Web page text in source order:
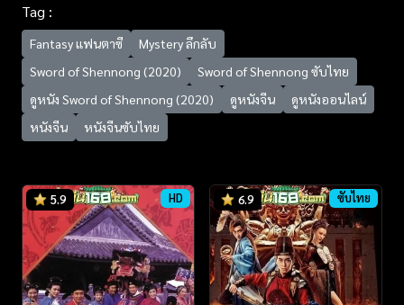
Tag :
Fantasy แฟนตาซี
Mystery ลึกลับ
Sword of Shennong (2020)
Sword of Shennong ซับไทย
ดูหนัง Sword of Shennong (2020)
ดูหนังจีน
ดูหนังออนไลน์
หนังจีน
หนังจีนซับไทย
5.9 HD 6.9 ซับไทย